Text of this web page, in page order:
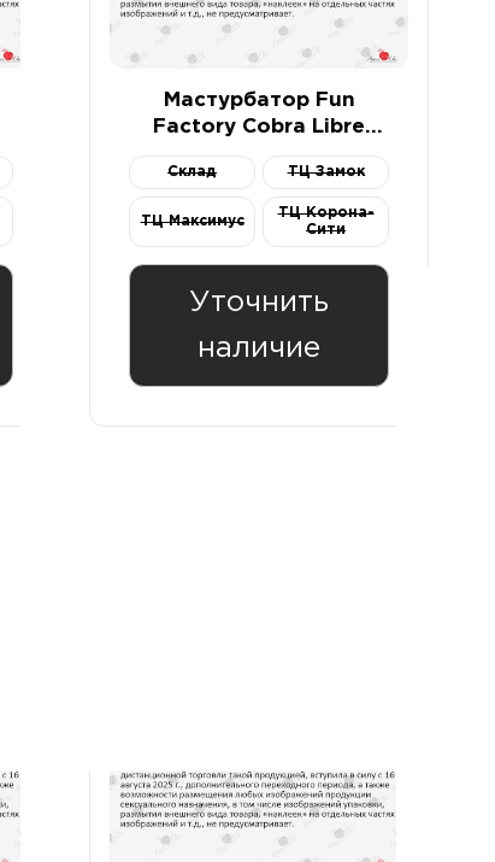
Мастурбатор Fun
Factory Cobra Libre
Склад ТЦ Замок
ТЦ Максимус
ТЦ Корона-
Сити
Уточнить
наличие